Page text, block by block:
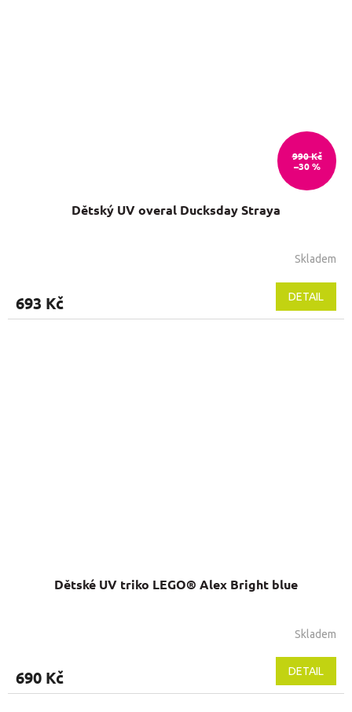
990 Kč
–30 %
Dětský UV overal Ducksday Straya
je
5,0
Skladem
693 Kč DETAIL
Dětské UV triko LEGO® Alex Bright blue
je
5,0
Skladem
690 Kč DETAIL